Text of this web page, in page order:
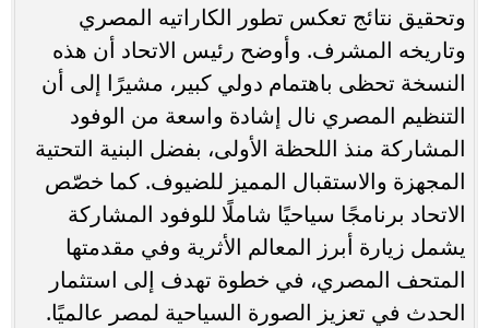
وتحقيق نتائج تعكس تطور الكاراتيه المصري
وتاريخه المشرف. وأوضح رئيس الاتحاد أن هذه
النسخة تحظى باهتمام دولي كبير، مشيرًا إلى أن
التنظيم المصري نال إشادة واسعة من الوفود
المشاركة منذ اللحظة الأولى، بفضل البنية التحتية
المجهزة والاستقبال المميز للضيوف. كما خصّص
الاتحاد برنامجًا سياحيًا شاملًا للوفود المشاركة
يشمل زيارة أبرز المعالم الأثرية وفي مقدمتها
المتحف المصري، في خطوة تهدف إلى استثمار
الحدث في تعزيز الصورة السياحية لمصر عالميًا.